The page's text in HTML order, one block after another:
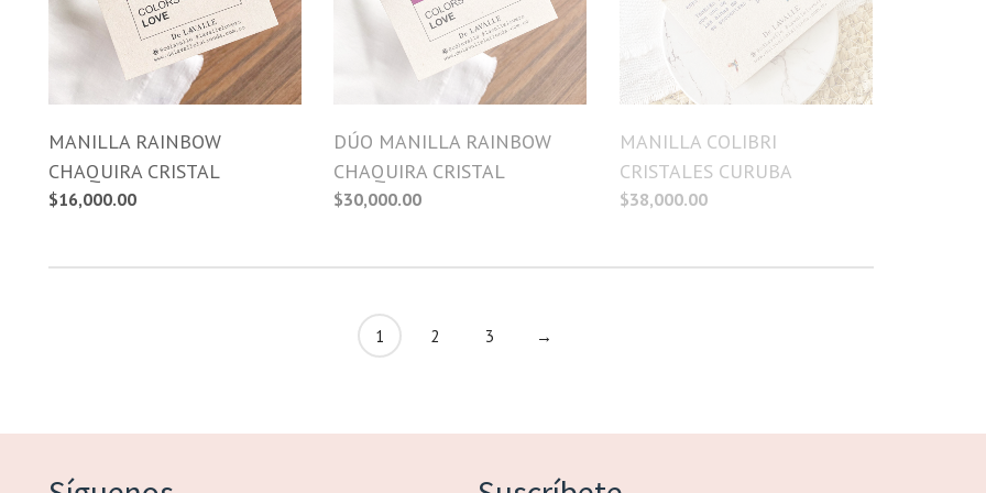
MANILLA RAINBOW
CHAQUIRA CRISTAL
$16,000.00
DÚO MANILLA RAINBOW
CHAQUIRA CRISTAL
$30,000.00
MANILLA COLIBRI
CRISTALES CURUBA
$38,000.00
1 2 3 →